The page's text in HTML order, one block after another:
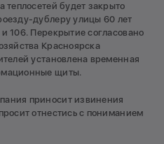
теплосетей будет закрыто
дублеру улицы 60 лет
106. Перекрытие согласовано
Красноярска
установлена временная
щиты.
приносит извинения
отнестись с пониманием